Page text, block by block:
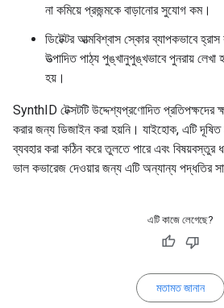
না কমিয়ে প্রজন্মকে বাড়ানোর সুযোগ কম।
ডিটেক্টর আত্মবিশ্বাস স্কোর ব্যাপকভাবে
উত্পাদিত পাঠ্য পুঙ্খানুপুঙ্খভাবে পুনরায়
হয়।
SynthID টেক্সটটি উদ্দেশ্যপ্রণোদিত প্রতিপক্ষদের
করার জন্য ডিজাইন করা হয়নি। যাইহোক, এটি দূষিত
ব্যবহার করা কঠিন করে তুলতে পারে এবং বিষয়বস্তুর
ভাল কভারেজ দেওয়ার জন্য এটি অন্যান্য পদ্ধতির
এটি কাজে লেগেছে?
মতামত জানান